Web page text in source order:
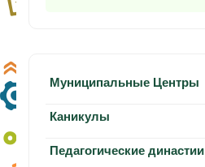
Муниципальные Центры
Каникулы
Педагогические династии